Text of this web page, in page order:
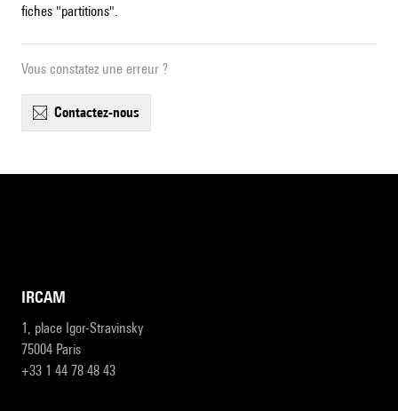
fiches "partitions".
Vous constatez une erreur ?
contactez-nous
IRCAM
1, place Igor-Stravinsky
75004 Paris
+33 1 44 78 48 43